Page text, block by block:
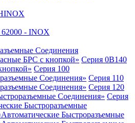
- INOX
Соединения
БРС с кнопкой» Серия 0B140
Серия 100
Соединения» Серия 110
Соединения» Серия 120
Соединения» Серия
Быстроразъемные
Быстроразъемные